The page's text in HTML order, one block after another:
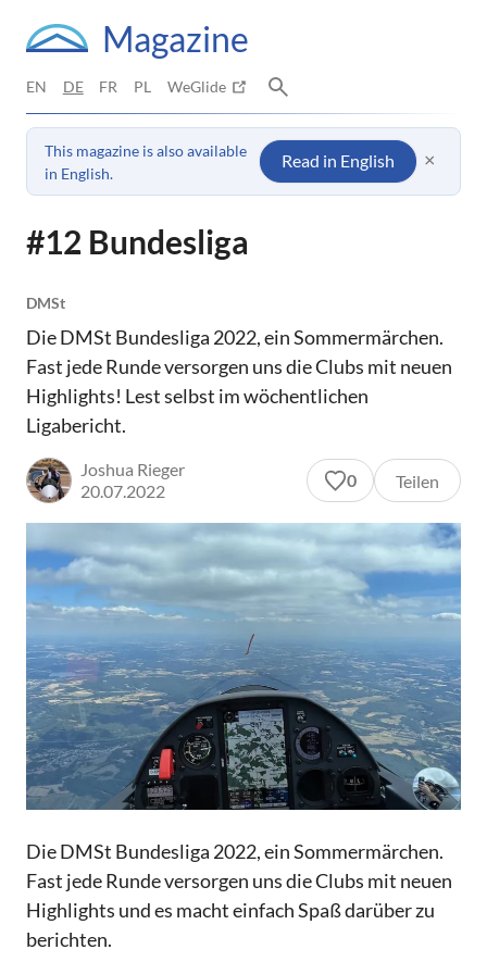
Magazine
EN DE FR PL WeGlide
This magazine is also available
in English.
Read in English ×
#12 Bundesliga
DMSt
Die DMSt Bundesliga 2022, ein Sommermärchen.
Fast jede Runde versorgen uns die Clubs mit neuen
Highlights! Lest selbst im wöchentlichen
Ligabericht.
Joshua Rieger
20.07.2022
0 Teilen
Die DMSt Bundesliga 2022, ein Sommermärchen.
Fast jede Runde versorgen uns die Clubs mit neuen
Highlights und es macht einfach Spaß darüber zu
berichten.